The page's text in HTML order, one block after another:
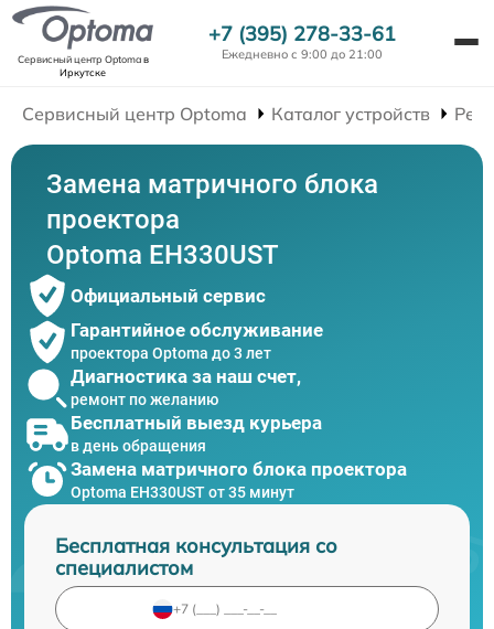
Сервисный центр Optomaв
Иркутске
+7 (395) 278-33-61
Ежедневно с 9:00 до 21:00
Сервисный центр Optoma Каталог устройств
Замена матричного блока
проектора
Optoma EH330UST
Официальный сервис
Гарантийное обслуживание
проектора Optoma до 3 лет
Диагностика за наш счет,
ремонт по желанию
Бесплатный выезд курьера
в день обращения
Замена матричного блока проектора
Optoma EH330UST от 35 минут
Бесплатная консультация со
специалистом